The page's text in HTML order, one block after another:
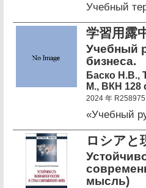
Учебный
学習用露
Учебный
бизнеса.
Баско Н.В.,
М., ВКН 128
2024 年 R258975
«Учебный
ロシアと
мысль)